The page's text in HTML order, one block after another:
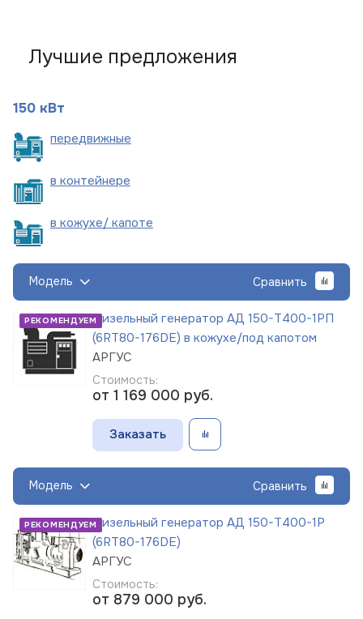
Лучшие предложения
150 кВт
передвижные
в контейнере
в кожухе/ капоте
Модель Сравнить
РЕКОМЕНДУЕМДизельный генератор АД 150-Т400-1РП
(6RT80-176DE) в кожухе/под капотом
АРГУС
Стоимость:
от 1 169 000 руб.
Заказать
Модель Сравнить
РЕКОМЕНДУЕМДизельный генератор АД 150-Т400-1Р
(6RT80-176DE)
АРГУС
Стоимость:
от 879 000 руб.